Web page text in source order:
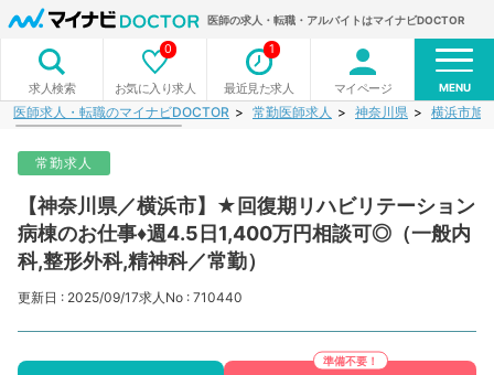
医師の求人・転職・アルバイトはマイナビDOCTOR
求人検索 お気に入り求人
0
最近見た求人
1
マイページ MENU
医師求人・転職のマイナビDOCTOR 常勤医師求人 神奈川県 横浜市旭
常勤求人
【神奈川県／横浜市】★回復期リハビリテーション
病棟のお仕事♦週4.5日1,400万円相談可◎（一般内
科,整形外科,精神科／常勤）
更新日 : 2025/09/17求人No : 710440